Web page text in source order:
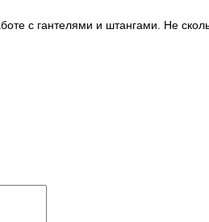
с гантелями и штангами. Не